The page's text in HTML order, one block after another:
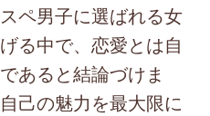
ペ男子に選ばれる女
る中で、恋愛とは自
あると結論づけま
己の魅力を最大限に